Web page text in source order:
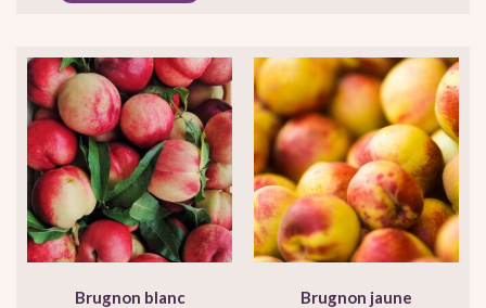
Brugnon blanc
Brugnon jaune